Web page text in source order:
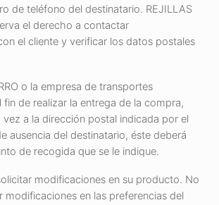
de teléfono del destinatario. REJILLAS
el derecho a contactar
el cliente y verificar los datos postales
o la empresa de transportes
de realizar la entrega de la compra,
vez a la dirección postal indicada por el
ausencia del destinatario, éste deberá
de recogida que se le indique.
modificaciones en su producto. No
modificaciones en las preferencias del